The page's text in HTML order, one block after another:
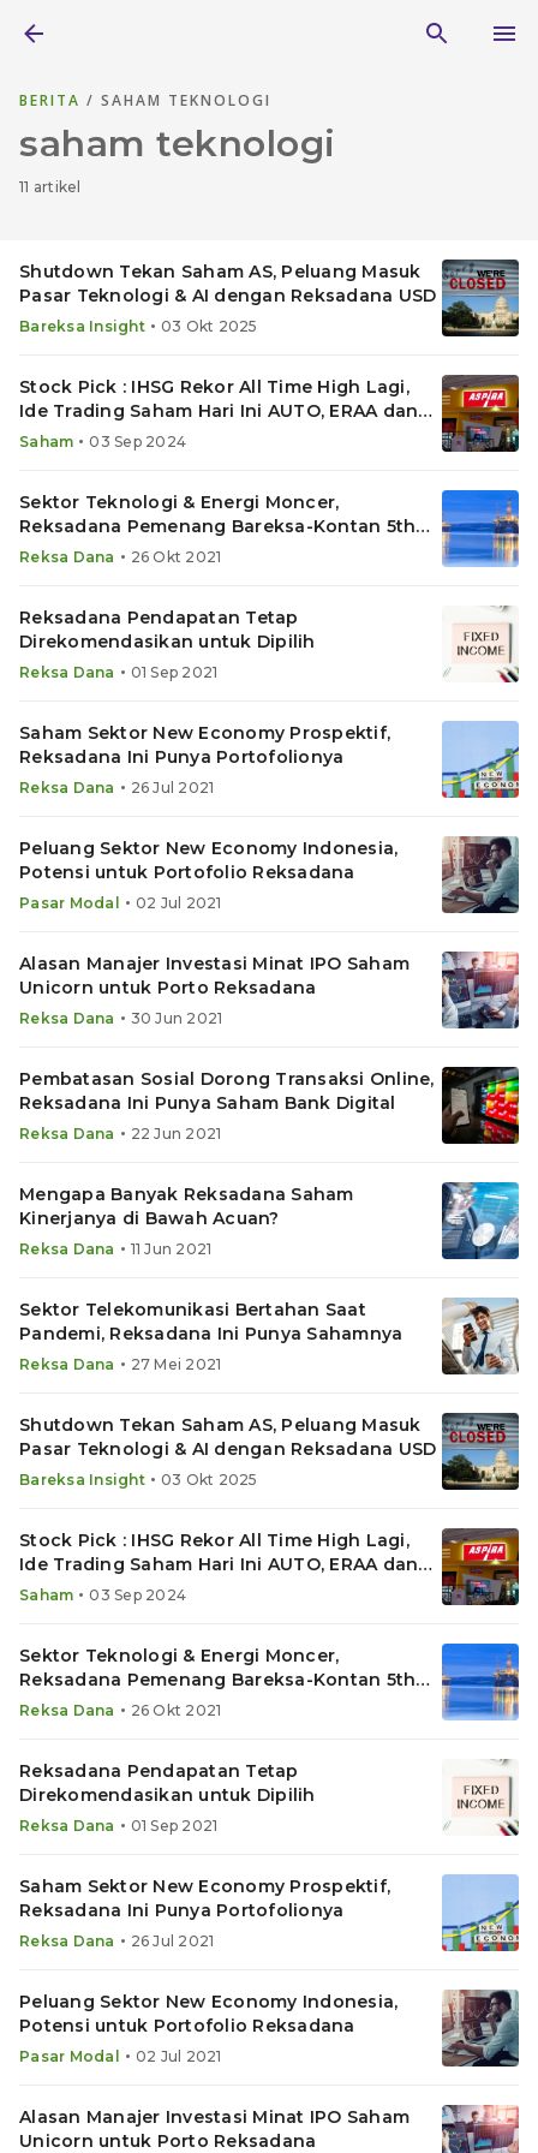
BERITA / SAHAM TEKNOLOGI
saham teknologi
11 artikel
Shutdown Tekan Saham AS, Peluang Masuk
Pasar Teknologi & AI dengan Reksadana USD
Bareksa Insight • 03 Okt 2025
Stock Pick : IHSG Rekor All Time High Lagi,
Ide Trading Saham Hari Ini AUTO, ERAA dan
MAPA
Saham • 03 Sep 2024
Sektor Teknologi & Energi Moncer,
Reksadana Pemenang Bareksa-Kontan 5th
Fund Awards Layak Koleksi
Reksa Dana • 26 Okt 2021
Reksadana Pendapatan Tetap
Direkomendasikan untuk Dipilih
Reksa Dana • 01 Sep 2021
Saham Sektor New Economy Prospektif,
Reksadana Ini Punya Portofolionya
Reksa Dana • 26 Jul 2021
Peluang Sektor New Economy Indonesia,
Potensi untuk Portofolio Reksadana
Pasar Modal • 02 Jul 2021
Alasan Manajer Investasi Minat IPO Saham
Unicorn untuk Porto Reksadana
Reksa Dana • 30 Jun 2021
Pembatasan Sosial Dorong Transaksi Online,
Reksadana Ini Punya Saham Bank Digital
Reksa Dana • 22 Jun 2021
Mengapa Banyak Reksadana Saham
Kinerjanya di Bawah Acuan?
Reksa Dana • 11 Jun 2021
Sektor Telekomunikasi Bertahan Saat
Pandemi, Reksadana Ini Punya Sahamnya
Reksa Dana • 27 Mei 2021
Shutdown Tekan Saham AS, Peluang Masuk
Pasar Teknologi & AI dengan Reksadana USD
Bareksa Insight • 03 Okt 2025
Stock Pick : IHSG Rekor All Time High Lagi,
Ide Trading Saham Hari Ini AUTO, ERAA dan
MAPA
Saham • 03 Sep 2024
Sektor Teknologi & Energi Moncer,
Reksadana Pemenang Bareksa-Kontan 5th
Fund Awards Layak Koleksi
Reksa Dana • 26 Okt 2021
Reksadana Pendapatan Tetap
Direkomendasikan untuk Dipilih
Reksa Dana • 01 Sep 2021
Saham Sektor New Economy Prospektif,
Reksadana Ini Punya Portofolionya
Reksa Dana • 26 Jul 2021
Peluang Sektor New Economy Indonesia,
Potensi untuk Portofolio Reksadana
Pasar Modal • 02 Jul 2021
Alasan Manajer Investasi Minat IPO Saham
Unicorn untuk Porto Reksadana